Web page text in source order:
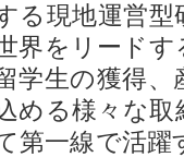
る現地運営型
界をリードす
学生の獲得
める様々な取
第一線で活躍